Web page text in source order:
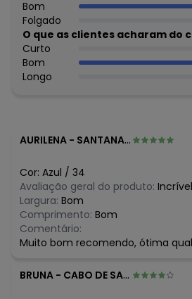
Bom
Folgado
O que as clientes acharam do
Curto
Bom
Longo
AURILENA - SANTANA DO IPANEMA - AL
Cor: Azul / 34
Avaliação geral do produto: Incrível
Largura: Bom
Comprimento: Bom
Comentário:
Muito bom recomendo, ótima
BRUNA - CABO DE SANTO AGOSTINHO - PE